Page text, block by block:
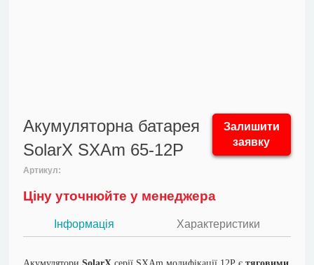
Акумуляторна батарея
SolarX SXAm 65-12P
Залишити
заявку
Артикул:
Ціну уточнюйте у менеджера
Інформація Характеристики